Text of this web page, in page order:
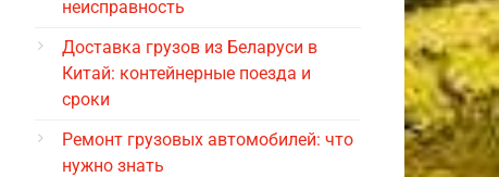
неисправность
Доставка грузов из Беларуси в
Китай: контейнерные поезда и
сроки
Ремонт грузовых автомобилей: что
нужно знать